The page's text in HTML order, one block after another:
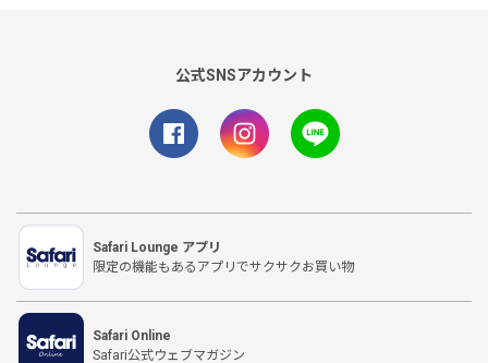
公式SNSアカウント
Safari Lounge アプリ
限定の機能もあるアプリでサクサクお買い物
Safari Online
Safari公式ウェブマガジン